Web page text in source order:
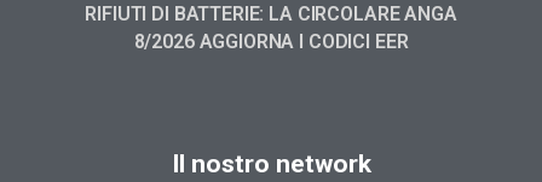
RIFIUTI DI BATTERIE: LA CIRCOLARE ANGA
8/2026 AGGIORNA I CODICI EER
Il nostro network